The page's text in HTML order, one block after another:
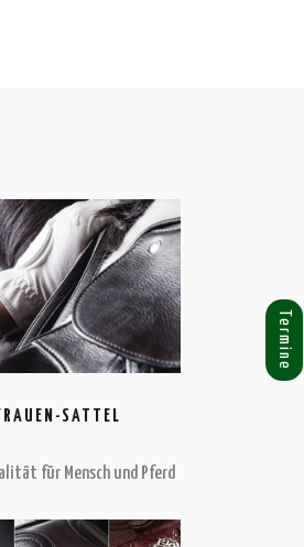
Termine
SATTEL
für Mensch und Pferd